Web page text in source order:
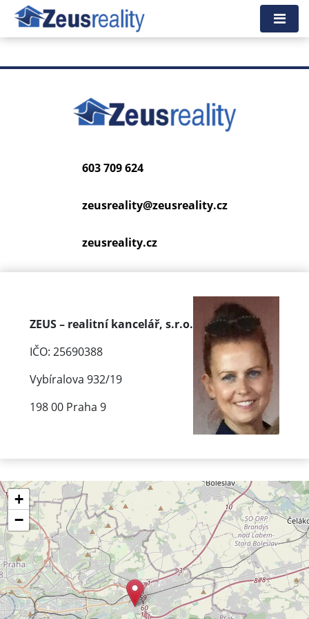
Tato nemovitost neexistuje, již nejspíš byla smazána.
Zpět na hlavní stranu.
603 709 624
zeusreality@zeusreality.cz
zeusreality.cz
ZEUS – realitní kancelář, s.r.o.
IČO: 25690388
Vybíralova 932/19
198 00 Praha 9
+
−